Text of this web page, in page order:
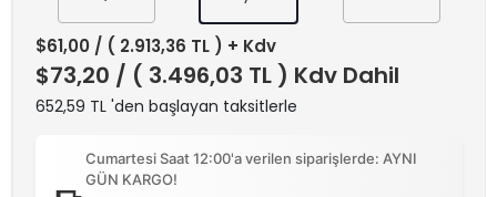
$61,00 / ( 2.913,36 TL ) + Kdv
$73,20 / ( 3.496,03 TL ) Kdv Dahil
652,59 TL 'den başlayan taksitlerle
Cumartesi Saat 12:00'a verilen siparişlerde: AYNI
GÜN KARGO!